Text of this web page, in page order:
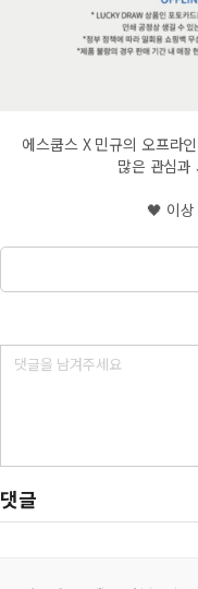
에스쿱스 X 민규의 오프라
많은 관심
🖤 이
댓글